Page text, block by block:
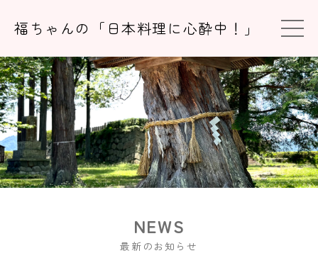
福ちゃんの「日本料理に心酔中！」
最新のお知らせ